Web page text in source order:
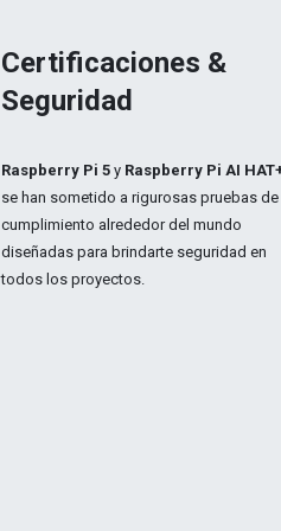
Certificaciones &
Seguridad
Raspberry Pi 5 y Raspberry Pi AI
se han sometido a rigurosas pruebas de
cumplimiento alrededor del mundo
diseñadas para brindarte seguridad en
todos los proyectos.